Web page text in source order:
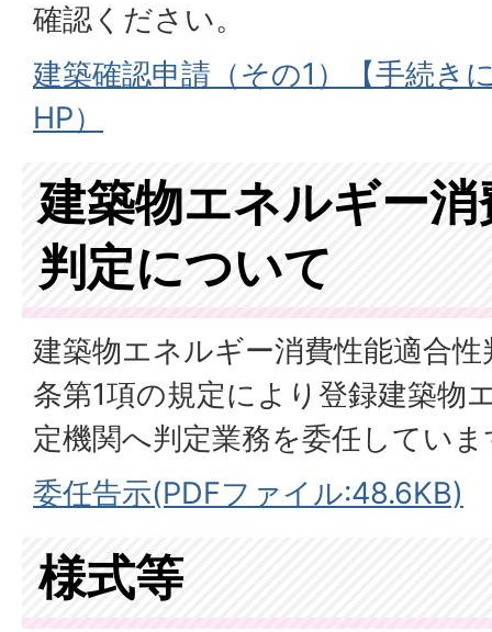
確認ください。
建築確認申請（その1）【手続き
HP）
建築物エネルギー
判定について
建築物エネルギー消費性能適合
条第1項の規定により登録建築物
定機関へ判定業務を委任してい
委任告示(PDFファイル:48.6KB)
様式等